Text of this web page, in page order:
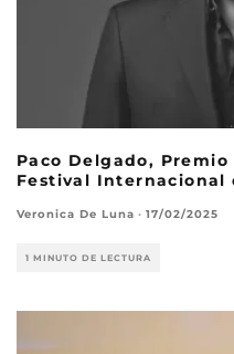
Paco Delgado, Premio
Festival Internacional
Veronica De Luna · 17/02/2025
1 MINUTO DE LECTURA